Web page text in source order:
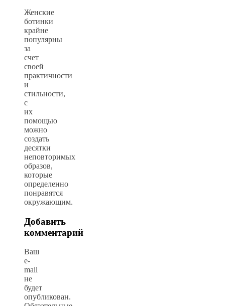
Женские
ботинки
крайне
популярны
за
счет
своей
практичности
и
стильности,
с
их
помощью
можно
создать
десятки
неповторимых
образов,
которые
определенно
понравятся
окружающим.
Добавить
комментарий
Ваш
e-
mail
не
будет
опубликован.